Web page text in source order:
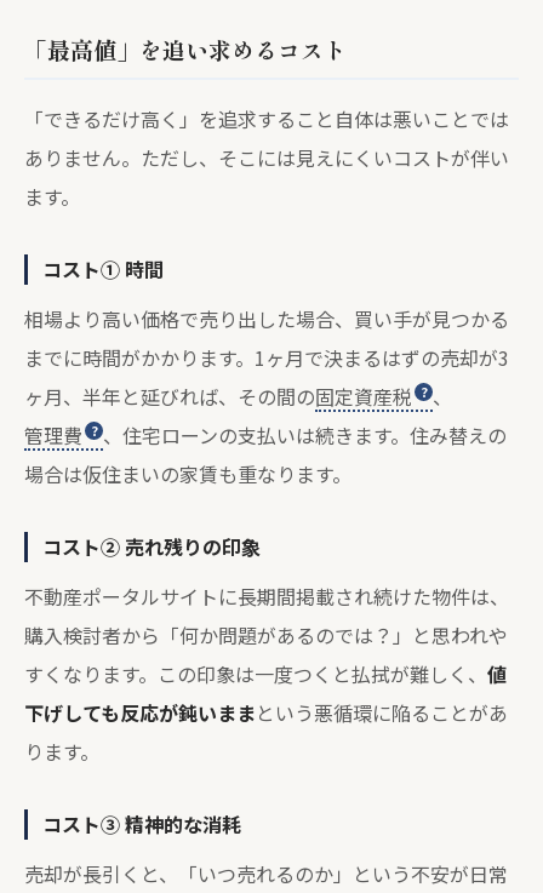
「最高値」を追い求めるコスト
「できるだけ高く」を追求すること自体は悪いことでは
ありません。ただし、そこには見えにくいコストが伴い
ます。
コスト① 時間
相場より高い価格で売り出した場合、買い手が見つかる
までに時間がかかります。1ヶ月で決まるはずの売却が3
ヶ月、半年と延びれば、その間の固定資産税
、
管理費
、住宅ローンの支払いは続きます。住み替えの
場合は仮住まいの家賃も重なります。
コスト② 売れ残りの印象
不動産ポータルサイトに長期間掲載され続けた物件は、
購入検討者から「何か問題があるのでは？」と思われや
すくなります。この印象は一度つくと払拭が難しく、 値
下げしても反応が鈍いままという悪循環に陥ることがあ
ります。
コスト③ 精神的な消耗
売却が長引くと、「いつ売れるのか」という不安が日常